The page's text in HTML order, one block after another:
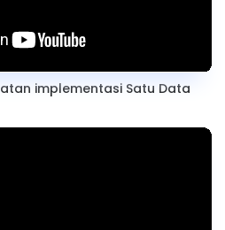
implementasi Satu Data